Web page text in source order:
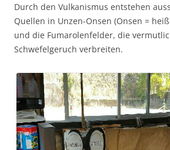
Durch den Vulkanismus entstehen
Quellen in Unzen-Onsen (Onsen =
und die Fumarolenfelder, die
Schwefelgeruch verbreiten.